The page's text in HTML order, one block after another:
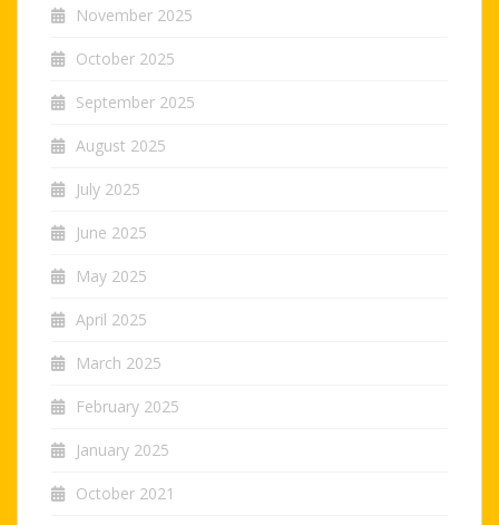
November 2025
October 2025
September 2025
August 2025
July 2025
June 2025
May 2025
April 2025
March 2025
February 2025
January 2025
October 2021